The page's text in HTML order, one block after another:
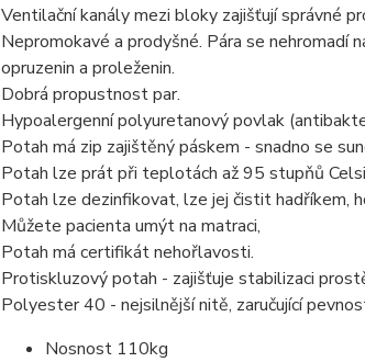
Ventilační kanály mezi bloky zajišťují správné
Nepromokavé a prodyšné. Pára se nehromadí
opruzenin a proleženin.
Dobrá propustnost par.
Hypoalergenní polyuretanový povlak
Potah má zip zajištěný páskem - snadno se
Potah lze prát při teplotách až 95 stupňů
Potah lze dezinfikovat, lze jej čistit hadříkem,
Můžete pacienta umýt na matraci,
Potah má certifikát nehořlavosti.
Protiskluzový potah - zajišťuje stabilizaci
Polyester 40 - nejsilnější nitě, zaručující
Nosnost 110kg